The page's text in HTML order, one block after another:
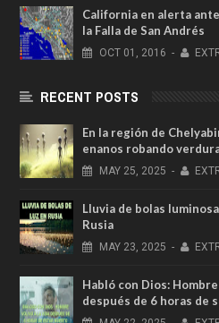
California en alerta
la Falla de San Andrés
OCT 01, 2016 -
RECENT POSTS
En la región de
enanos robando
MAY 25, 2025 -
Lluvia de bolas
Rusia
MAY 23, 2025 -
Habló con Dios:
después de 6 horas de